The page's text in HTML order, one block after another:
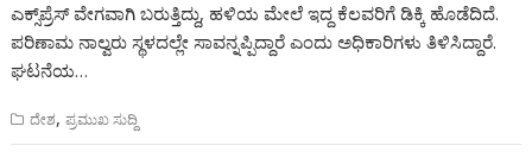
ಎಕ್ಸ್‌ಪ್ರೆಸ್ ವೇಗವಾಗಿ ಬರುತ್ತಿದ್ದು, ಹಳಿಯ ಮೇಲೆ ಇದ್ದ ಕೆಲವರಿಗೆ ಡಿಕ್ಕಿ ಹೊಡೆದಿದೆ.
ಪರಿಣಾಮ ನಾಲ್ವರು ಸ್ಥಳದಲ್ಲೇ ಸಾವನ್ನಪ್ಪಿದ್ದಾರೆ ಎಂದು ಅಧಿಕಾರಿಗಳು ತಿಳಿಸಿದ್ದಾರೆ.
ಘಟನೆಯ…
ದೇಶ,ಪ್ರಮುಖ ಸುದ್ದಿ